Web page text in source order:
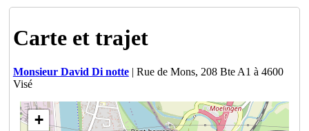
Carte et trajet
Monsieur David Di notte| Rue de Mons, 208 Bte A1 à 4600
Visé
+